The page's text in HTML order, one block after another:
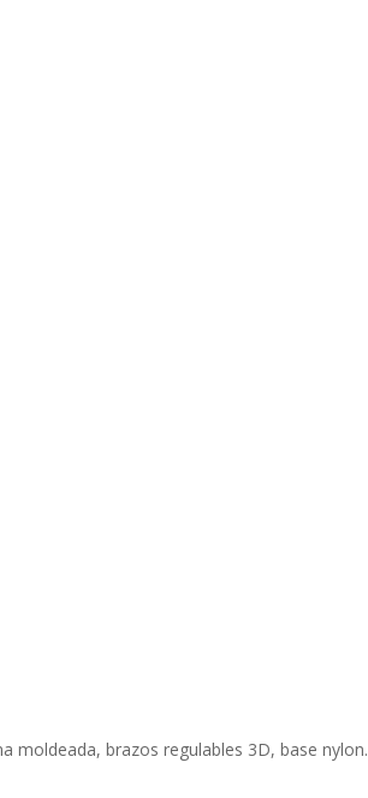
moldeada, brazos regulables 3D, base nylon.